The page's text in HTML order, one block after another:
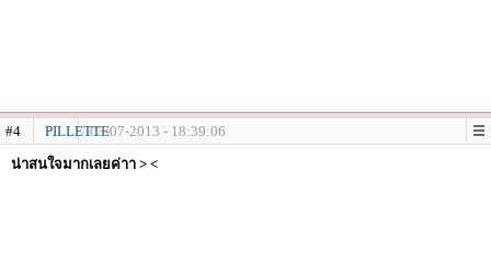
#4 PILLETTE03-07-2013 - 18:39:06
น่าสนใจมากเลยค่าา > <